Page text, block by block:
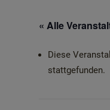
« Alle
Diese
stattgefunden.